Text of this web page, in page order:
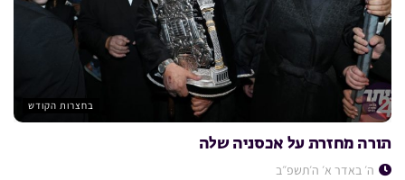
בחצרות הקודש
תורה מחזרת על אכסניה שלה
ה׳ באדר א׳ ה׳תשפ״ב